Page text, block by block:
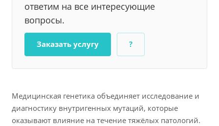
ответим на все интересующие
вопросы.
Заказать услугу ?
Медицинская генетика объединяет исследование и
диагностику внутригенных мутаций, которые
оказывают влияние на течение тяжёлых патологий.